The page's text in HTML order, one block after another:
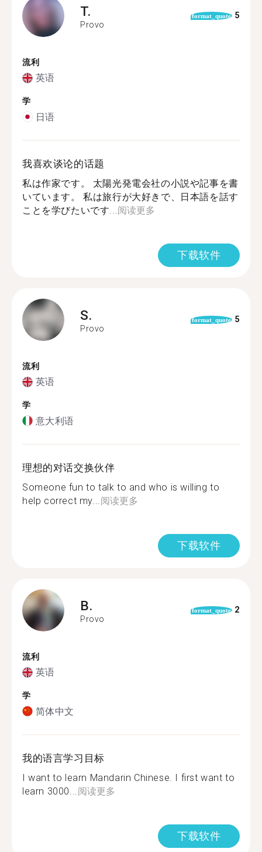
T.
Provo
format_quote 5
流利
英语
学
日语
我喜欢谈论的话题
私は作家です。 太陽光発電会社の小説や記事を書
いています。 私は旅行が大好きで、日本語を話す
ことを学びたいです... 阅读更多
下载软件
S.
Provo
format_quote 5
流利
英语
学
意大利语
理想的对话交换伙伴
Someone fun to talk to and who is willing to
help correct my... 阅读更多
下载软件
B.
Provo
format_quote 2
流利
英语
学
简体中文
我的语言学习目标
I want to learn Mandarin Chinese. I first want to
learn 3000... 阅读更多
下载软件